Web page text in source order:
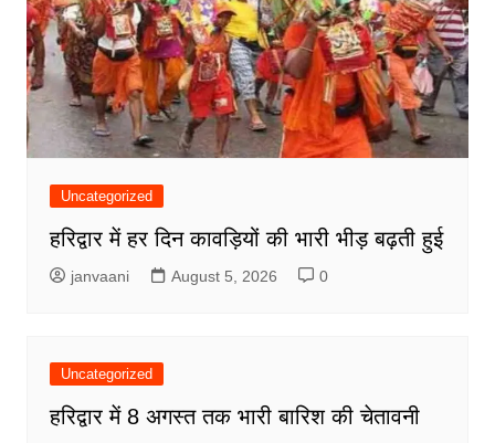
Uncategorized
हरिद्वार में हर दिन कावड़ियों की भारी भीड़ बढ़ती हुई
janvaani August 5, 2026 0
Uncategorized
हरिद्वार में 8 अगस्त तक भारी बारिश की चेतावनी